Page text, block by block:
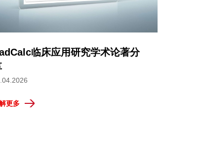
临床应用研究学术论著分
更多